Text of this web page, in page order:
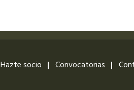
Hazte socio Convocatorias